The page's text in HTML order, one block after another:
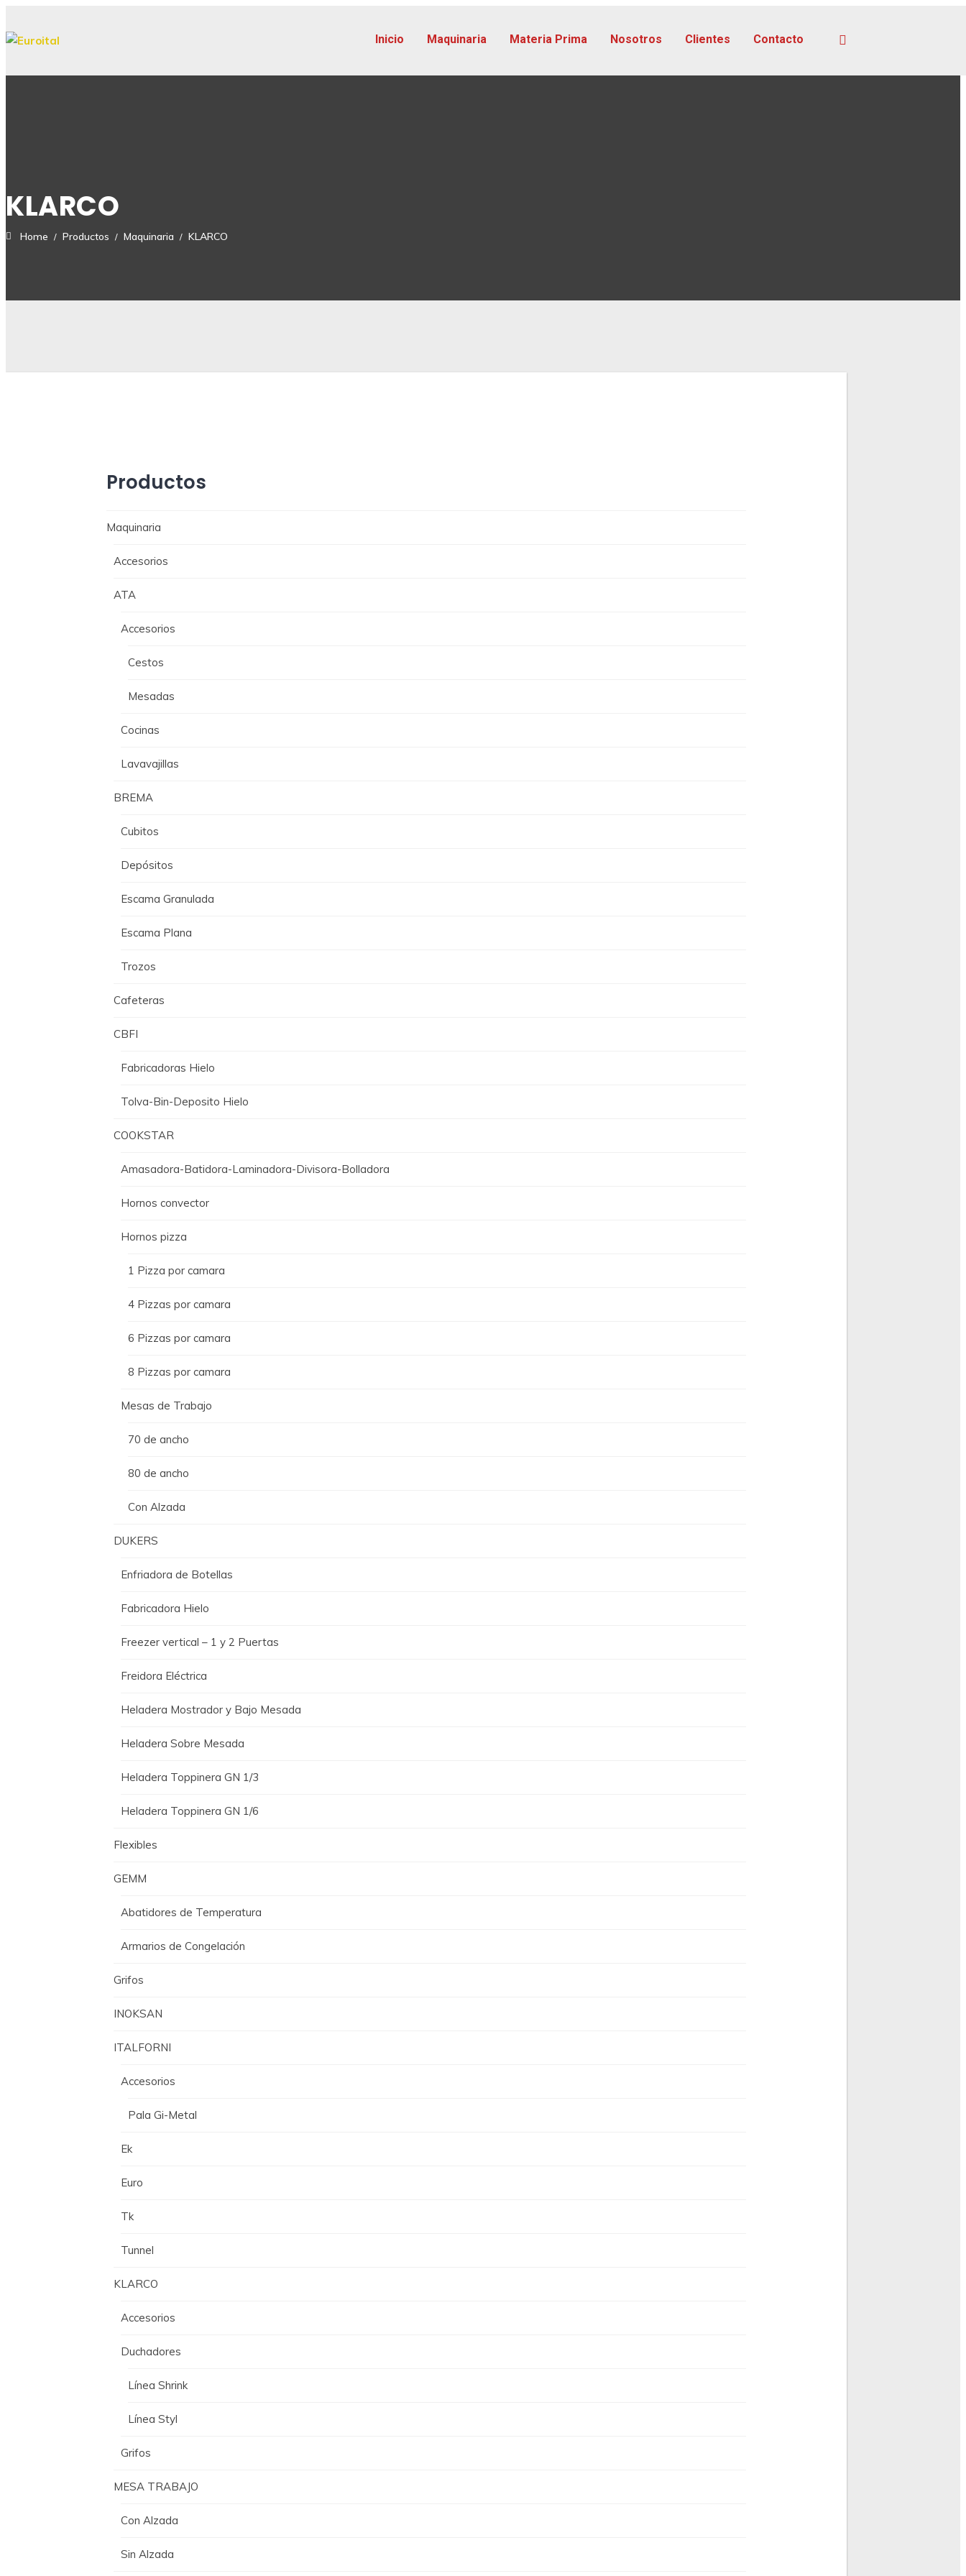
Inicio Maquinaria Materia Prima Nosotros Clientes Contacto
KLARCO
Home Productos Maquinaria KLARCO
Productos
Maquinaria
Accesorios
ATA
Accesorios
Cestos
Mesadas
Cocinas
Lavavajillas
BREMA
Cubitos
Depósitos
Escama Granulada
Escama Plana
Trozos
Cafeteras
CBFI
Fabricadoras Hielo
Tolva-Bin-Deposito Hielo
COOKSTAR
Amasadora-Batidora-Laminadora-Divisora-Bolladora
Hornos convector
Hornos pizza
1 Pizza por camara
4 Pizzas por camara
6 Pizzas por camara
8 Pizzas por camara
Mesas de Trabajo
70 de ancho
80 de ancho
Con Alzada
DUKERS
Enfriadora de Botellas
Fabricadora Hielo
Freezer vertical – 1 y 2 Puertas
Freidora Eléctrica
Heladera Mostrador y Bajo Mesada
Heladera Sobre Mesada
Heladera Toppinera GN 1/3
Heladera Toppinera GN 1/6
Flexibles
GEMM
Abatidores de Temperatura
Armarios de Congelación
Grifos
INOKSAN
ITALFORNI
Accesorios
Pala Gi-Metal
Ek
Euro
Tk
Tunnel
KLARCO
Accesorios
Duchadores
Línea Shrink
Línea Styl
Grifos
MESA TRABAJO
Con Alzada
Sin Alzada